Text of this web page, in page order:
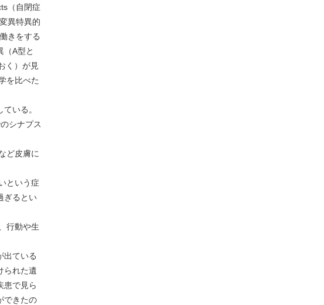
（自閉症
異特異的
きをする
（A型と
く）が見
を比べた
いる。
シナプス
ど皮膚に
という症
ぎるとい
行動や生
出ている
られた遺
患で見ら
できたの